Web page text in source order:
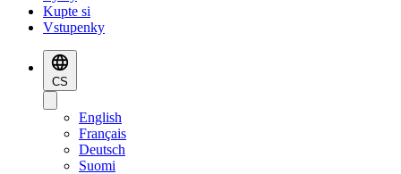
Kupte si
Vstupenky
CS
English
Français
Deutsch
Suomi